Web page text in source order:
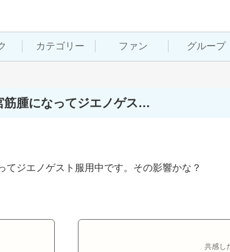
カテゴリー ファン グループ
筋腫になってジエノゲス…
ジエノゲスト服用中です。その影響かな？
共感し